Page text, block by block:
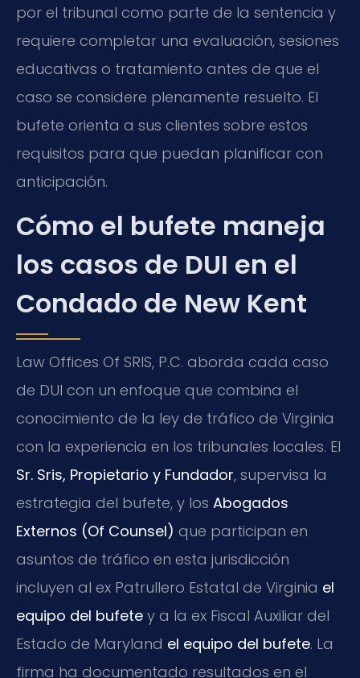
por el tribunal como parte de la sentencia y
requiere completar una evaluación, sesiones
educativas o tratamiento antes de que el
caso se considere plenamente resuelto. El
bufete orienta a sus clientes sobre estos
requisitos para que puedan planificar con
anticipación.
Cómo el bufete maneja
los casos de DUI en el
Condado de New Kent
Law Offices Of SRIS, P.C. aborda cada caso
de DUI con un enfoque que combina el
conocimiento de la ley de tráfico de Virginia
con la experiencia en los tribunales locales. El
Sr. Sris, Propietario y Fundador, supervisa la
estrategia del bufete, y los Abogados
Externos (Of Counsel) que participan en
asuntos de tráfico en esta jurisdicción
incluyen al ex Patrullero Estatal de Virginia el
equipo del bufete y a la ex Fiscal Auxiliar del
Estado de Maryland el equipo del bufete. La
firma ha documentado resultados en el